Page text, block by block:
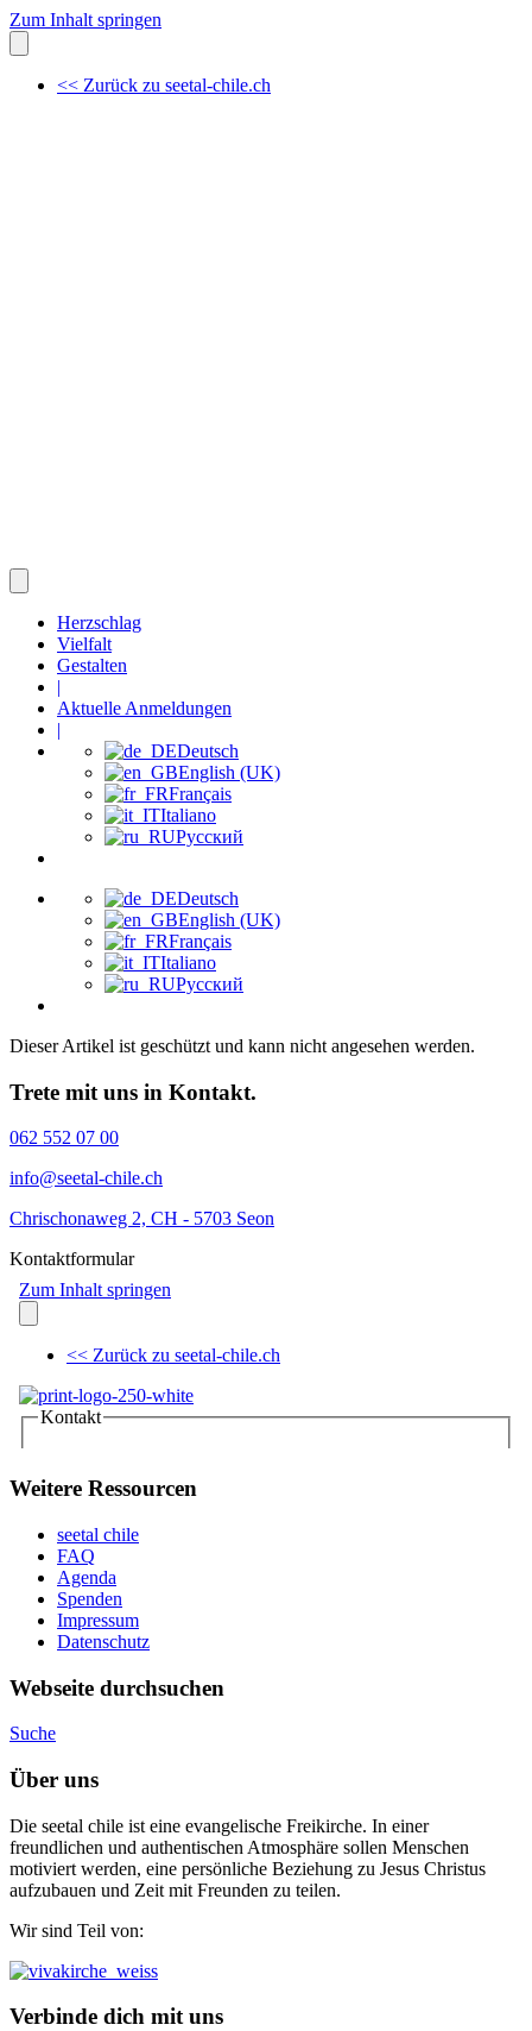
Zum Inhalt springen
<< Zurück zu seetal-chile.ch
Herzschlag
Vielfalt
Gestalten
|
Aktuelle Anmeldungen
|
Deutsch
English (UK)
Français
Italiano
Русский
Deutsch
English (UK)
Français
Italiano
Русский
Dieser Artikel ist geschützt und kann nicht angesehen werden.
Trete mit uns in Kontakt.
062 552 07 00
info@seetal-chile.ch
Chrischonaweg 2, CH - 5703 Seon
Kontaktformular
Weitere Ressourcen
seetal chile
FAQ
Agenda
Spenden
Impressum
Datenschutz
Webseite durchsuchen
Suche
Über uns
Die seetal chile ist eine evangelische Freikirche. In einer
freundlichen und authentischen Atmosphäre sollen Menschen
motiviert werden, eine persönliche Beziehung zu Jesus Christus
aufzubauen und Zeit mit Freunden zu teilen.
Wir sind Teil von:
Verbinde dich mit uns